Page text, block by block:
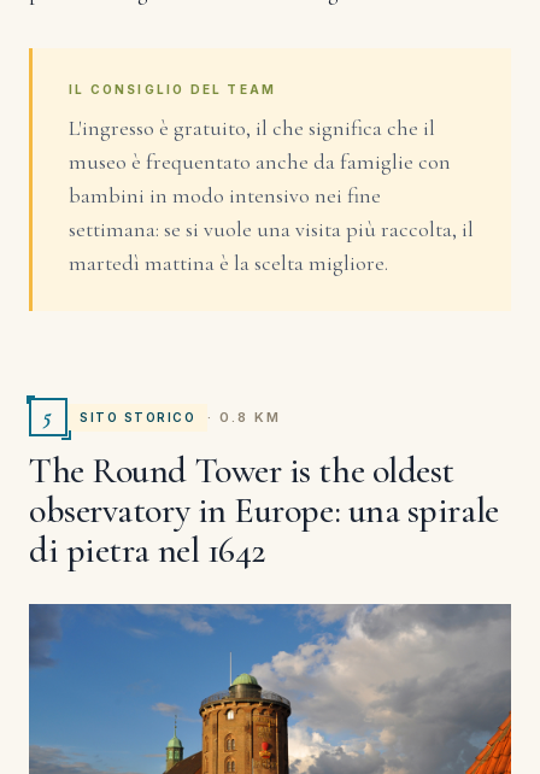
IL CONSIGLIO DEL TEAM
L'ingresso è gratuito, il che significa che il
museo è frequentato anche da famiglie con
bambini in modo intensivo nei fine
settimana: se si vuole una visita più raccolta, il
martedì mattina è la scelta migliore.
5 SITO STORICO · 0.8 KM
The Round Tower is the oldest
observatory in Europe: una spirale
di pietra nel 1642